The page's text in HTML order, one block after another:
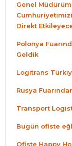
Genel
Direkt
Polonya
Geldik
Logitrans
Rusya
Transport
Bugün ofiste
Ofiste Happy